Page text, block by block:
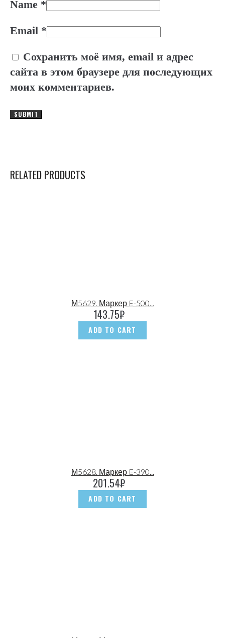
Name *
Email *
Сохранить моё имя, email и адрес
сайта в этом браузере для последующих
моих комментариев.
RELATED PRODUCTS
М5629. Маркер E-500...
143.75₽
ADD TO CART
М5628. Маркер E-390...
201.54₽
ADD TO CART